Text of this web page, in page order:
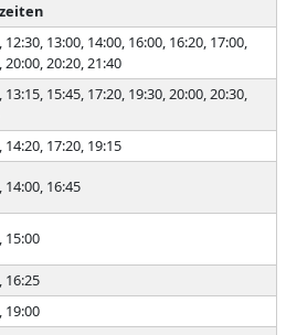
12:30, 13:00, 14:00, 16:00, 16:20, 17:00,
20:00, 20:20, 21:40
13:15, 15:45, 17:20, 19:30, 20:00, 20:30,
14:20, 17:20, 19:15
14:00, 16:45
15:00
16:25
19:00